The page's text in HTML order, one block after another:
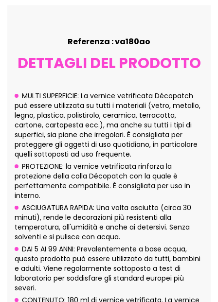
Referenza : va180ao
DETTAGLI DEL PRODOTTO
MULTI SUPERFICIE: La vernice vetrificata Décopatch
può essere utilizzata su tutti i materiali (vetro, metallo,
legno, plastica, polistirolo, ceramica, terracotta,
cartone, cartapesta ecc.), ma anche su tutti i tipi di
superfici, sia piane che irregolari. È consigliata per
proteggere gli oggetti di uso quotidiano, in particolare
quelli sottoposti ad uso frequente.
PROTEZIONE: la vernice vetrificata rinforza la
protezione della colla Décopatch con la quale è
perfettamente compatibile. È consigliata per uso in
interno.
ASCIUGATURA RAPIDA: Una volta asciutto (circa 30
minuti), rende le decorazioni più resistenti alla
temperatura, all'umidità e anche ai detersivi. Senza
solventi e si pulisce con acqua.
DAI 5 AI 99 ANNI: Prevalentemente a base acqua,
questo prodotto può essere utilizzato da tutti, bambini
e adulti. Viene regolarmente sottoposto a test di
laboratorio per soddisfare gli standard europei più
severi.